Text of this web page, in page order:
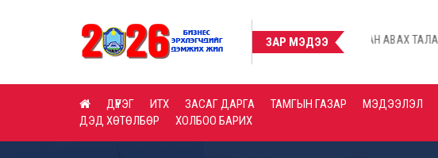
ЗАР МЭДЭЭ
ХУДАЛДАН АВАХ ТАЛААРХ ЗАРЛАЛ ШУУД ХУДАЛДАН АВАХ ТАЛААРХ ЗАРЛАЛ
ДҮҮРЭГ ИТХ ЗАСАГ ДАРГА ТАМГЫН ГАЗАР МЭДЭЭЛЭЛ
ДЭД ХӨТӨЛБӨР
ХОЛБОО БАРИХ